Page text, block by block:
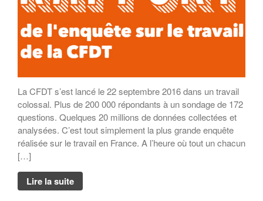
Rapport MR21 : “Un nécessaire
européenne”
fondamentaux pour s’engager
vers la durabilité
Guide de décryptage du reporting
extra-financier
Rapport MR21 : “Repenser les
La CFDT s’est lancé le 22 septembre 2016 dans un travail
colossal. Plus de 200 000 répondants à un sondage de 172
questions. Quelques 20 millions de données collectées et
analysées. C’est tout simplement la plus grande enquête
réalisée sur le travail en France. A l’heure où tout un chacun
[…]
Lire la suite